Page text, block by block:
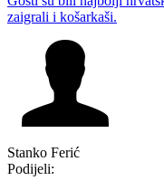
Stanko Ferić
Podijeli: